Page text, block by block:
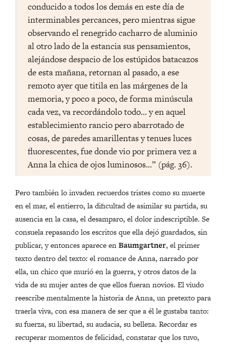
conducido a todos los demás en este día de
interminables percances, pero mientras sigue
observando el renegrido cacharro de aluminio
al otro lado de la estancia sus pensamientos,
alejándose despacio de los estúpidos batacazos
de esta mañana, retornan al pasado, a ese
remoto ayer que titila en las márgenes de la
memoria, y poco a poco, de forma minúscula
cada vez, va recordándolo todo… y en aquel
establecimiento rancio pero abarrotado de
cosas, de paredes amarillentas y tenues luces
fluorescentes, fue donde vio por primera vez a
Anna la chica de ojos luminosos…” (pág. 36).
Pero también lo invaden recuerdos tristes como su muerte
en el mar, el entierro, la dificultad de asimilar su partida, su
ausencia en la casa, el desamparo, el dolor indescriptible. Se
consuela repasando los escritos que ella dejó guardados, sin
publicar, y entonces aparece enBaumgartner, el primer
texto dentro del texto: el romance de Anna, narrado por
ella, un chico que murió en la guerra, y otros datos de la
vida de su mujer antes de que ellos fueran novios. El viudo
reescribe mentalmente la historia de Anna, un pretexto para
traerla viva, con esa manera de ser que a él le gustaba tanto:
su fuerza, su libertad, su audacia, su belleza. Recordar es
recuperar momentos de felicidad, constatar que los tuvo,